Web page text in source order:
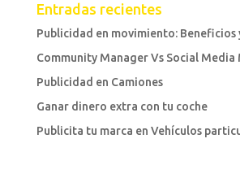
Entradas recientes
Publicidad en movimiento: Beneficios
Community Manager Vs Social Media
Publicidad en Camiones
Ganar dinero extra con tu coche
Publicita tu marca en Vehículos